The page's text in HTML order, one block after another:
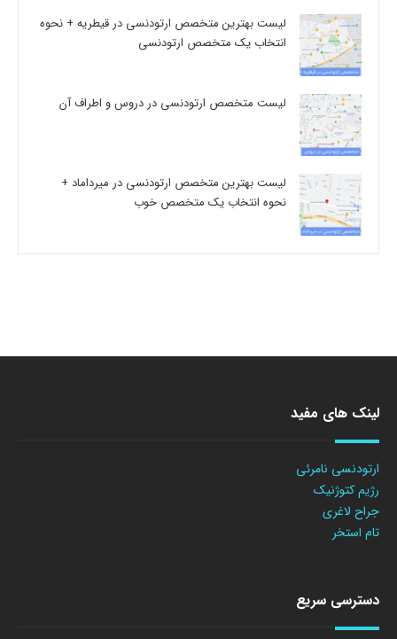
لیست بهترین متخصص ارتودنسی در قیطریه + نحوه
انتخاب یک متخصص ارتودنسی
لیست متخصص ارتودنسی در دروس و اطراف آن
لیست بهترین متخصص ارتودنسی در میرداماد +
نحوه انتخاب یک متخصص خوب
لینک های مفید
ارتودنسی نامرئی
رژیم کتوژنیک
جراح لاغری
تام استخر
دسترسی سریع